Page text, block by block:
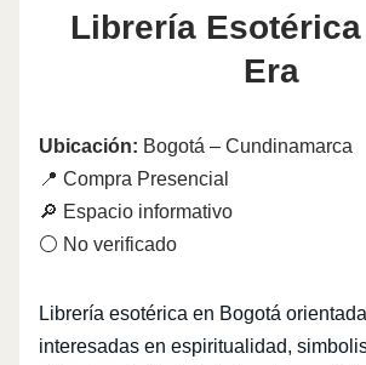
Librería
Era
Ubicación: Bogotá – Cundinamarca
📍 Compra Presencial
🔎 Espacio informativo
⚪ No verificado
Librería esotérica en Bogotá
interesadas en espiritualidad,